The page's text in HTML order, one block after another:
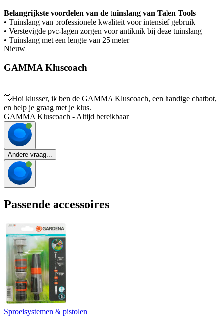
Belangrijkste voordelen van de tuinslang van Talen Tools
• Tuinslang van professionele kwaliteit voor intensief gebruik
• Verstevigde pvc-lagen zorgen voor antiknik bij deze tuinslang
• Tuinslang met een lengte van 25 meter
Nieuw
GAMMA Kluscoach
👋Hoi klusser, ik ben de GAMMA Kluscoach, een handige chatbot,
en help je graag met je klus.
GAMMA Kluscoach - Altijd bereikbaar
Andere vraag...
Passende accessoires
Sproeisystemen & pistolen